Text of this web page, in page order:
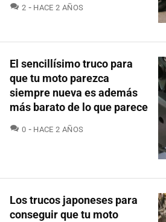
2 COMENTARIOS
HACE 2 AÑOS
El sencillísimo truco para
que tu moto parezca
siempre nueva es además
más barato de lo que parece
0 COMENTARIOS
HACE 2 AÑOS
Los trucos japoneses para
conseguir que tu moto